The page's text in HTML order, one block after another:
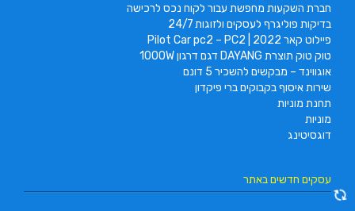
חברת השקעות מחפשת עבור לקוח נכס לרכישה
בדיקות פוליגרף לעסקים ולזוגות 24/7
פיילוט קאר 2022 | Pilot Car pc2 – PC2
טוק טוק תוצרת DAYANG דגם דרגון 1000W
אוגווינד – מבקשים להשכיר 5 דונם
שירות איסוף בקבוקים ברי פיקדון
תחנת מוניות
מוניות
דוגסיטינג
עסקים חדשים באתר